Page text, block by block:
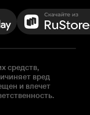
средств,
вред
и влечет